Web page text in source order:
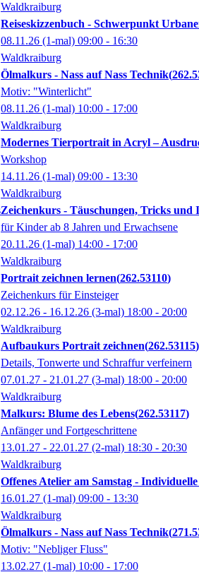
Waldkraiburg
Reiseskizzenbuch - Schwerpunkt
08.11.26 (1-mal) 09:00 - 16:30
Waldkraiburg
Ölmalkurs - Nass auf Nass Technik
Motiv: "Winterlicht"
08.11.26 (1-mal) 10:00 - 17:00
Waldkraiburg
Modernes Tierportrait in Acryl –
Workshop
14.11.26 (1-mal) 09:00 - 13:30
Waldkraiburg
Zeichenkurs - Täuschungen, Tricks und
für Kinder ab 8 Jahren und Erwachsene
20.11.26 (1-mal) 14:00 - 17:00
Waldkraiburg
Portrait zeichnen lernen 262.53110
Zeichenkurs für Einsteiger
02.12.26 - 16.12.26 (3-mal) 18:00 - 20:00
Waldkraiburg
Aufbaukurs Portrait zeichnen 262.53115
Details, Tonwerte und Schraffur verfeinern
07.01.27 - 21.01.27 (3-mal) 18:00 - 20:00
Waldkraiburg
Malkurs: Blume des Lebens 262.53117
Anfänger und Fortgeschrittene
13.01.27 - 22.01.27 (2-mal) 18:30 - 20:30
Waldkraiburg
Offenes Atelier am Samstag -
16.01.27 (1-mal) 09:00 - 13:30
Waldkraiburg
Ölmalkurs - Nass auf Nass Technik
Motiv: "Nebliger Fluss"
13.02.27 (1-mal) 10:00 - 17:00